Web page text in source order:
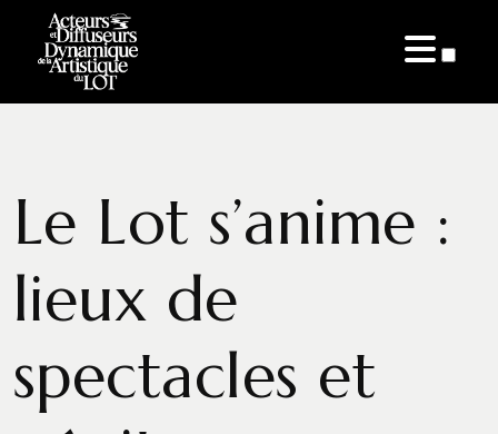
Le Lot s’anime :
lieux de
spectacles et